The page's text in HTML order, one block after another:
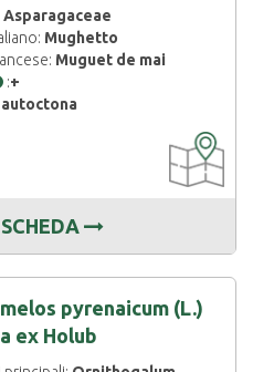
Asparagaceae
Mughetto
Muguet de mai
:+
autoctona
DISPONIBILE
pyrenaicum (L.)
ex Holub